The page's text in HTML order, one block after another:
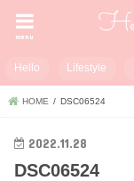
menu
Hello Lifestyle
HOME DSC06524
2022.11.28
DSC06524